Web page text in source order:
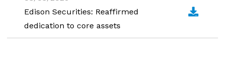
Edison Securities: Reaffirmed
dedication to core assets